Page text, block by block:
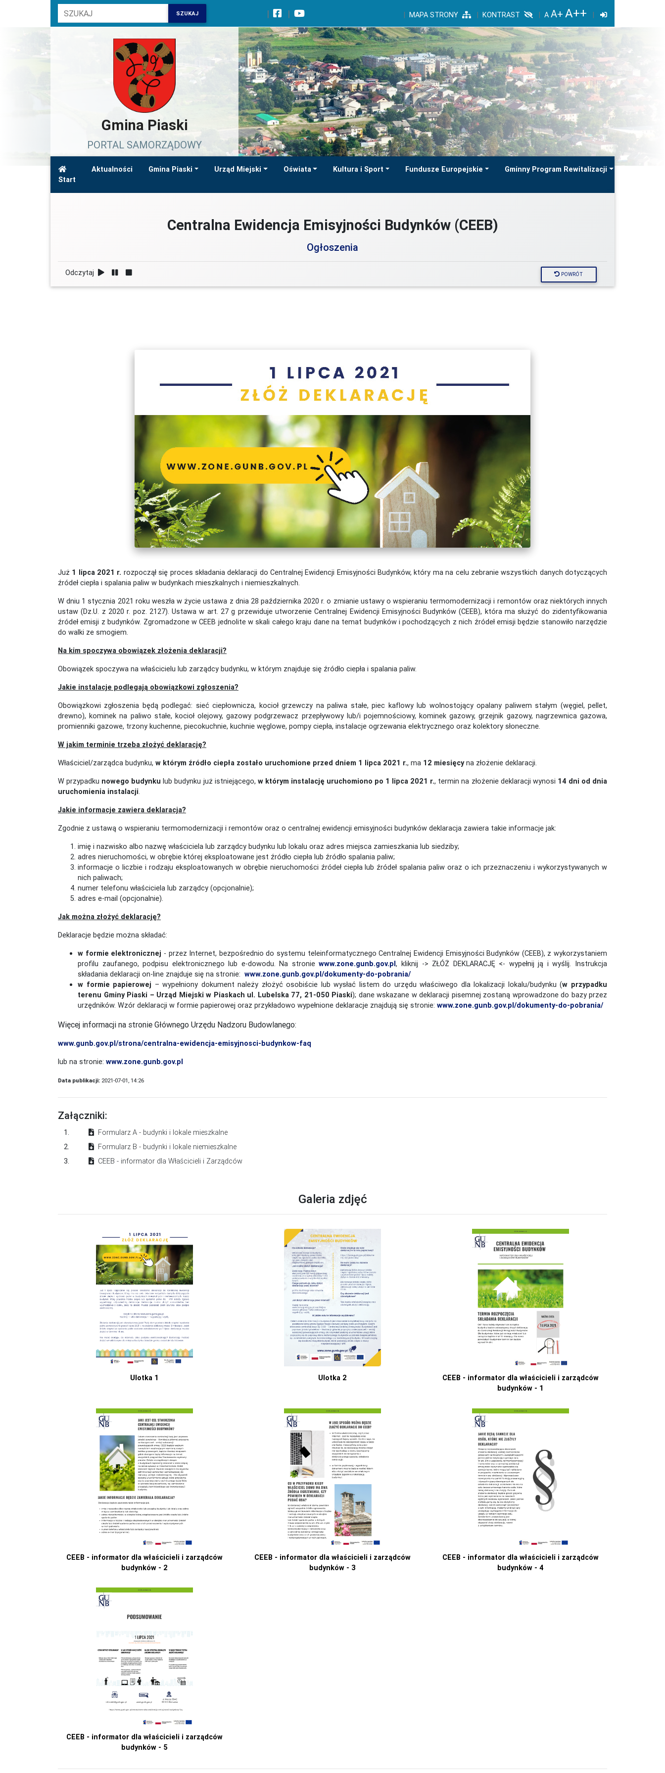
Przejdź do wyszukiwarki
Przejdź do treści głównej
Przejdź do stopki
Przejdź do menu górnego
Przejdź do mapy serwisu
SZUKAJ MAPA STRONY KONTRAST
Gmina Piaski
PORTAL SAMORZĄDOWY
Start
Aktualności Gmina Piaski Urząd Miejski Oświata Kultura i Sport Fundusze Europejskie Gminny Program Rewitalizacji
Centralna Ewidencja Emisyjności Budynków (CEEB)
Ogłoszenia
Odczytaj POWRÓT
Już 1 lipca 2021 r. rozpoczął się proces składania deklaracji do Centralnej Ewidencji Emisyjności Budynków, który ma na celu zebranie wszystkich danych dotyczących
źródeł ciepła i spalania paliw w budynkach mieszkalnych i niemieszkalnych.
W dniu 1 stycznia 2021 roku weszła w życie ustawa z dnia 28 października 2020 r. o zmianie ustawy o wspieraniu termomodernizacji i remontów oraz niektórych innych
ustaw (Dz.U. z 2020 r. poz. 2127). Ustawa w art. 27 g przewiduje utworzenie Centralnej Ewidencji Emisyjności Budynków (CEEB), która ma służyć do zidentyfikowania
źródeł emisji z budynków. Zgromadzone w CEEB jednolite w skali całego kraju dane na temat budynków i pochodzących z nich źródeł emisji będzie stanowiło narzędzie
do walki ze smogiem.
Na kim spoczywa obowiązek złożenia deklaracji?
Obowiązek spoczywa na właścicielu lub zarządcy budynku, w którym znajduje się źródło ciepła i spalania paliw.
Jakie instalacje podlegają obowiązkowi zgłoszenia?
Obowiązkowi zgłoszenia będą podlegać: sieć ciepłownicza, kocioł grzewczy na paliwa stałe, piec kaflowy lub wolnostojący opalany paliwem stałym (węgiel, pellet,
drewno), kominek na paliwo stałe, kocioł olejowy, gazowy podgrzewacz przepływowy lub/i pojemnościowy, kominek gazowy, grzejnik gazowy, nagrzewnica gazowa,
promienniki gazowe, trzony kuchenne, piecokuchnie, kuchnie węglowe, pompy ciepła, instalacje ogrzewania elektrycznego oraz kolektory słoneczne.
W jakim terminie trzeba złożyć deklarację?
Właściciel/zarządca budynku, w którym źródło ciepła zostało uruchomione przed dniem 1 lipca 2021 r., ma 12 miesięcyna złożenie deklaracji.
W przypadku nowego budynku lub budynku już istniejącego, w którym instalację uruchomiono po 1 lipca 2021 r., termin na złożenie deklaracji wynosi 14 dni od dnia
uruchomienia instalacji
Jakie informacje zawiera deklaracja?
Zgodnie z ustawą o wspieraniu termomodernizacji i remontów oraz o centralnej ewidencji emisyjności budynków deklaracja zawiera takie informacje jak:
imię i nazwisko albo nazwę właściciela lub zarządcy budynku lub lokalu oraz adres miejsca zamieszkania lub siedziby;
adres nieruchomości, w obrębie której eksploatowane jest źródło ciepła lub źródło spalania paliw;
informacje o liczbie i rodzaju eksploatowanych w obrębie nieruchomości źródeł ciepła lub źródeł spalania paliw oraz o ich przeznaczeniu i wykorzystywanych w
nich paliwach;
numer telefonu właściciela lub zarządcy (opcjonalnie);
adres e-mail (opcjonalnie).
Jak można złożyć deklarację?
Deklaracje będzie można składać:
w formie elektronicznej - przez Internet, bezpośrednio do systemu teleinformatycznego Centralnej Ewidencji Emisyjności Budynków (CEEB), z wykorzystaniem
profilu zaufanego, podpisu elektronicznego lub e-dowodu. Na stroniewww.zone.gunb.gov.pl, kliknij -> ZŁÓŻ DEKLARACJĘ <- wypełnij ją i wyślij. Instrukcja
składania deklaracji on-line znajduje się na stronie: www.zone.gunb.gov.pl/dokumenty-do-pobrania/
w formie papierowej – wypełniony dokument należy złożyć osobiście lub wysłać listem do urzędu właściwego dla lokalizacji lokalu/budynku (w przypadku
terenu Gminy Piaski – Urząd Miejski w Piaskach ul. Lubelska 77, 21-050 Piaski); dane wskazane w deklaracji pisemnej zostaną wprowadzone do bazy przez
urzędników. Wzór deklaracji w formie papierowej oraz przykładowo wypełnione deklaracje znajdują się stronie: www.zone.gunb.gov.pl/dokumenty-do-pobrania/
Więcej informacji na stronie Głównego Urzędu Nadzoru Budowlanego:
www.gunb.gov.pl/strona/centralna-ewidencja-emisyjnosci-budynkow-faq
lub na stronie: www.zone.gunb.gov.pl
Data publikacji: 2021-07-01, 14:26
Załączniki:
1.
Formularz A - budynki i lokale mieszkalne
2.
Formularz B - budynki i lokale niemieszkalne
3.
CEEB - informator dla Właścicieli i Zarządców
Galeria zdjęć
Ulotka 1 Ulotka 2
CEEB - informator dla właścicieli i zarządców
budynków - 1
CEEB - informator dla właścicieli i zarządców
budynków - 2
CEEB - informator dla właścicieli i zarządców
budynków - 3
CEEB - informator dla właścicieli i zarządców
budynków - 4
CEEB - informator dla właścicieli i zarządców
budynków - 5